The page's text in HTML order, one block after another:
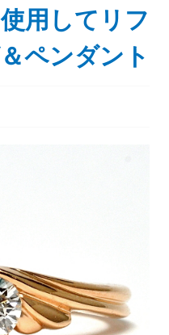
用してリフ
ペンダント